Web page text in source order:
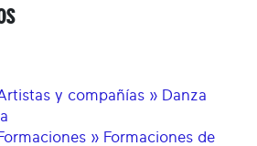
y compañías » Danza
» Formaciones de